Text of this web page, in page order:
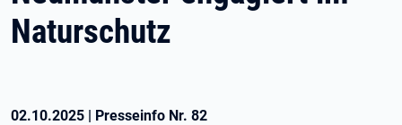
Naturschutz
02.10.2025 | Presseinfo Nr. 82